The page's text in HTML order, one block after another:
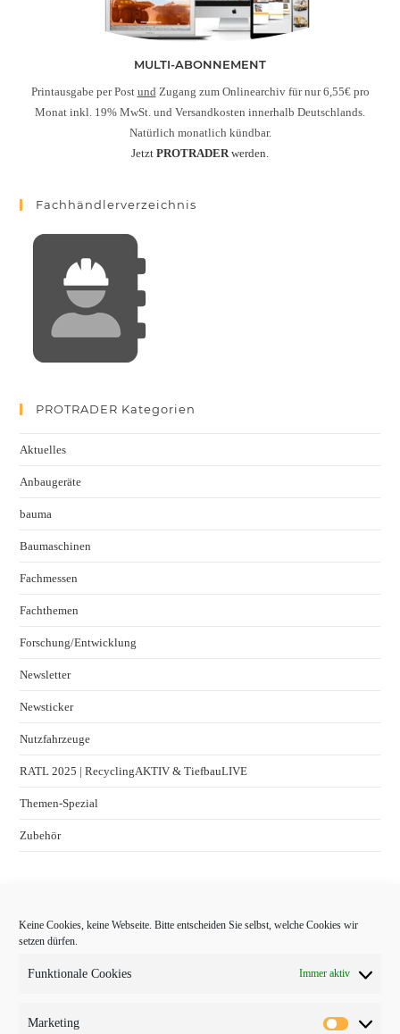
Keine Cookies, keine Webseite. Bitte entscheiden Sie selbst, welche Cookies wir
setzen dürfen.
Funktionale Cookies Immer aktiv
Marketing
MULTI-ABONNEMENT
Printausgabe per Post und Zugang zum Onlinearchiv für nur 6,55€ pro
Monat inkl. 19% MwSt. und Versandkosten innerhalb Deutschlands.
Natürlich monatlich kündbar.
Jetzt PROTRADER werden.
Fachhändlerverzeichnis
PROTRADER Kategorien
Aktuelles
Anbaugeräte
bauma
Baumaschinen
Fachmessen
Fachthemen
Forschung/Entwicklung
Newsletter
Newsticker
Nutzfahrzeuge
RATL 2025 | RecyclingAKTIV & TiefbauLIVE
Themen-Spezial
Zubehör